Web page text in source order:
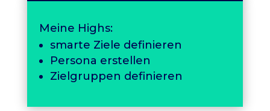
Meine Highs:
smarte Ziele definieren
Persona erstellen
Zielgruppen definieren